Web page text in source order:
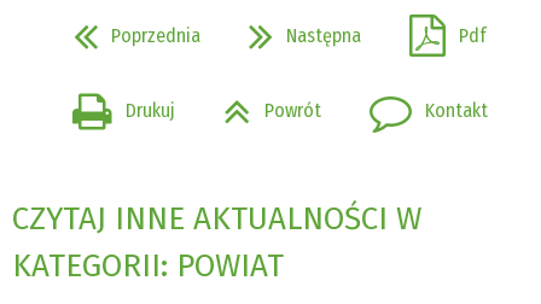
Poprzednia Następna Pdf
Drukuj Powrót Kontakt
CZYTAJ INNE AKTUALNOŚCI W
KATEGORII: POWIAT